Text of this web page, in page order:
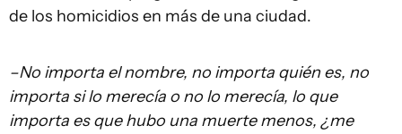
de los homicidios en más de una ciudad.
–No importa el nombre, no importa quién es, no
importa si lo merecía o no lo merecía, lo que
importa es que hubo una muerte menos, ¿me